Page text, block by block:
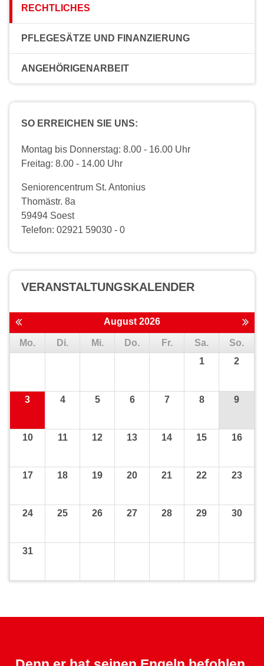
RECHTLICHES
PFLEGESÄTZE UND FINANZIERUNG
ANGEHÖRIGENARBEIT
SO ERREICHEN SIE UNS:
Montag bis Donnerstag: 8.00 - 16.00 Uhr
Freitag: 8.00 - 14.00 Uhr
Seniorencentrum St. Antonius
Thomästr. 8a
59494 Soest
Telefon: 02921 59030 - 0
VERANSTALTUNGS­KALENDER
August 2026
Mo. Di. Mi. Do. Fr. Sa.
So.
1
2
3 4 5 6 7 8 9
10 11 12 13 14 15 16
17 18 19 20 21 22 23
24 25 26 27 28 29 30
31